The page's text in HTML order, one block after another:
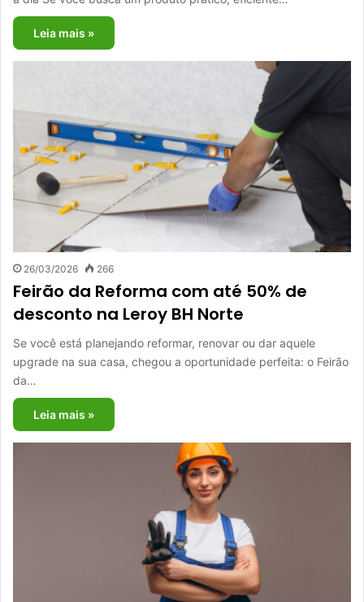
Leia mais »
26/03/2026 266
Feirão da Reforma com até 50% de
desconto na Leroy BH Norte
Se você está planejando reformar, renovar ou dar aquele
upgrade na sua casa, chegou a oportunidade perfeita: o Feirão
da…
Leia mais »